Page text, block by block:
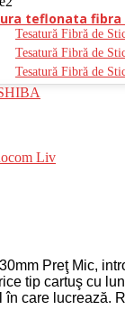
teflonata fibra
Tesatură Fibră de
Tesatură Fibră de
Tesatură Fibră de
Liv
Preţ Mic,
tip cartuş cu
care lucrează.